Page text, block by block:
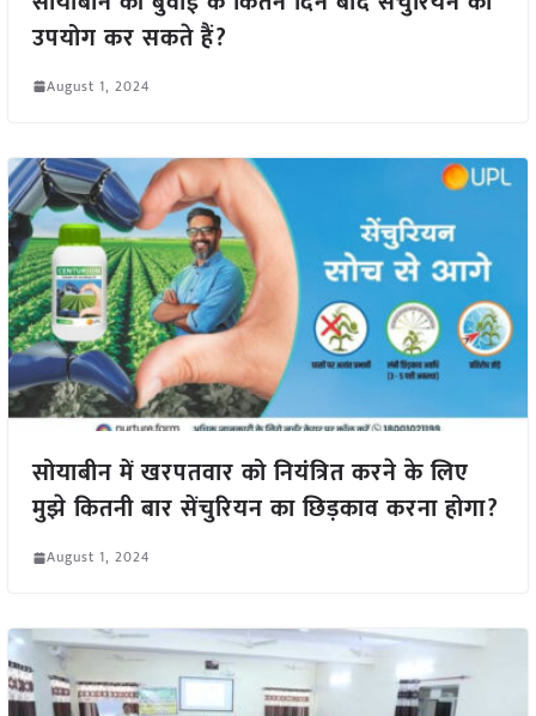
उपयोग कर सकते हैं?
August 1, 2024
सोयाबीन में खरपतवार को नियंत्रित करने के लिए
मुझे कितनी बार सेंचुरियन का छिड़काव करना होगा?
August 1, 2024